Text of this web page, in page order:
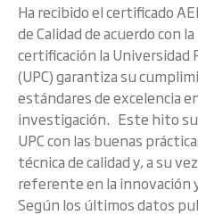
Ha recibido el certificado
de Calidad de acuerdo con
certificación la Universidad
(UPC) garantiza su
estándares de excelencia
investigación. Este hito
UPC con las buenas
técnica de calidad y, a su
referente en la innovación
Según los últimos datos